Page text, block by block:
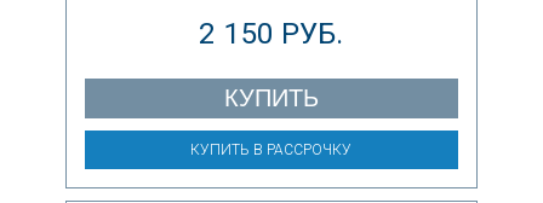
2 150 РУБ.
КУПИТЬ
КУПИТЬ В РАССРОЧКУ